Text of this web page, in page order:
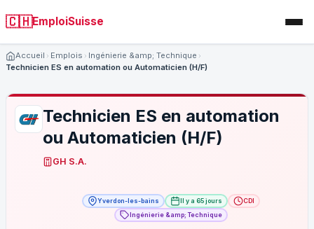
🇨🇭EmploiSuisse
Accueil Emplois
Ingénierie &amp; Technique
Technicien ES en automation ou Automaticien (H/F)
Technicien ES en automation
ou Automaticien (H/F)
GH S.A.
Yverdon-les-bains Il y a 65 jours
CDI
Ingénierie &amp; Technique